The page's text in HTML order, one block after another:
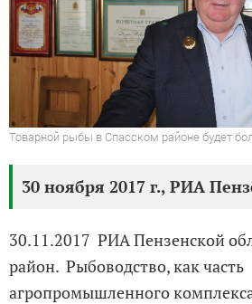
Товарной рыбы в Спасском районе будет
30 ноября 2017 г., РИА
30.11.2017 РИА Пензенской
район. Рыбоводство, как часть
агропромышленного